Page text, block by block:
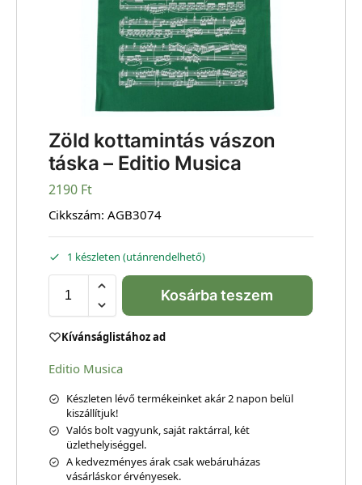
Zöld kottamintás vászon
táska – Editio Musica
2190 Ft
Cikkszám: AGB3074
1 készleten (utánrendelhető)
Kosárba teszem
Kívánságlistához ad
Editio Musica
Készleten lévő termékeinket akár 2 napon belül
kiszállítjuk!
Valós bolt vagyunk, saját raktárral, két
üzlethelyiséggel.
A kedvezményes árak csak webáruházas
vásárláskor érvényesek.